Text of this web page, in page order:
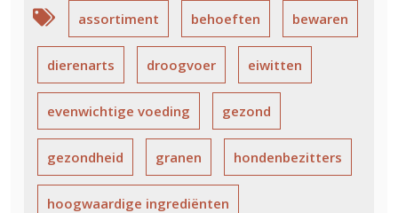
assortiment behoeften bewaren
dierenarts droogvoer eiwitten
evenwichtige voeding gezond
gezondheid granen hondenbezitters
hoogwaardige ingrediënten